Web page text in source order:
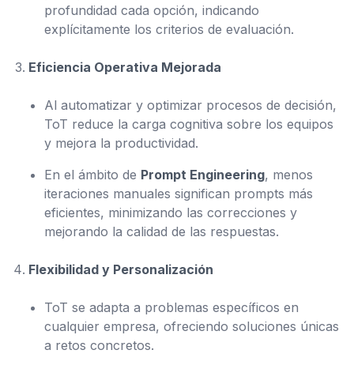
profundidad cada opción, indicando
explícitamente los criterios de evaluación.
Eficiencia Operativa Mejorada
Al automatizar y optimizar procesos de decisión,
ToT reduce la carga cognitiva sobre los equipos
y mejora la productividad.
En el ámbito de Prompt Engineering, menos
iteraciones manuales significan prompts más
eficientes, minimizando las correcciones y
mejorando la calidad de las respuestas.
Flexibilidad y Personalización
ToT se adapta a problemas específicos en
cualquier empresa, ofreciendo soluciones únicas
a retos concretos.